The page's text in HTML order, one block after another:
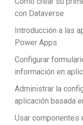
con Dataverse
Introducción a las
Power Apps
Configurar
información en
Administrar la
aplicación basada
Usar componentes